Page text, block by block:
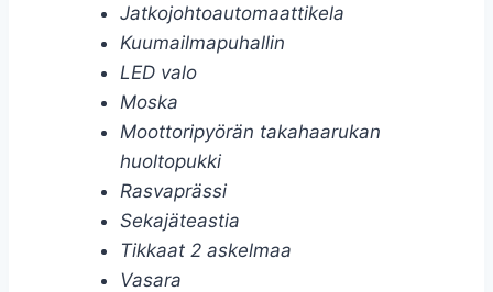
Jatkojohtoautomaattikela
Kuumailmapuhallin
LED valo
Moska
Moottoripyörän takahaarukan
huoltopukki
Rasvaprässi
Sekajäteastia
Tikkaat 2 askelmaa
Vasara